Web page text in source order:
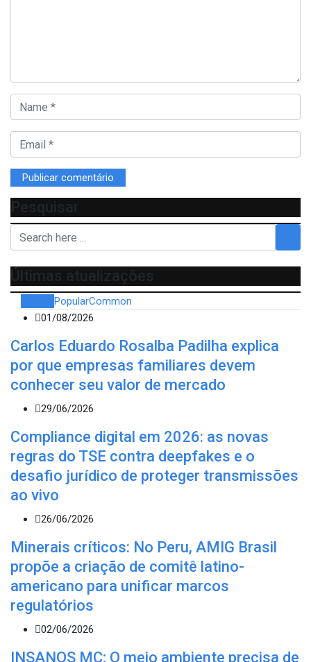
Pesquisar
Últimas atualizações
PopularCommon
01/08/2026
Carlos Eduardo Rosalba Padilha explica
por que empresas familiares devem
conhecer seu valor de mercado
29/06/2026
Compliance digital em 2026: as novas
regras do TSE contra deepfakes e o
desafio jurídico de proteger transmissões
ao vivo
26/06/2026
Minerais críticos: No Peru, AMIG Brasil
propõe a criação de comitê latino-
americano para unificar marcos
regulatórios
02/06/2026
INSANOS MC; O meio ambiente precisa de